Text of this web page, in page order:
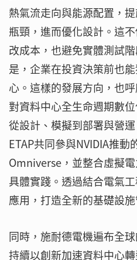
熱氣流走向與能源配置，
瓶頸，進而優化設計。這
改成本，也避免實體測試
是，企業在投資決策前也
心。這樣的發展方向，也
對資料中心全生命週期數
從設計、模擬到部署與營
ETAP共同參與NVIDIA推動
Omniverse，並整合虛擬
具體實踐。透過結合電氣
應用，打造全新的基礎設施
同時，施耐德電機遍布全
持續以創新加速資料中心